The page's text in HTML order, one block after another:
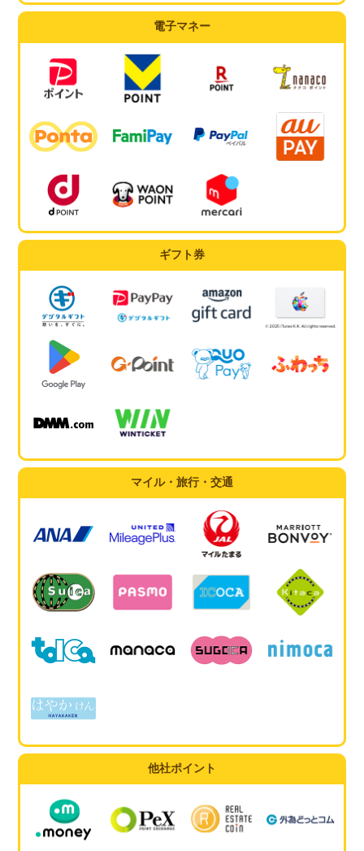
電子マネー
ギフト券
マイル・旅行・交通
他社ポイント